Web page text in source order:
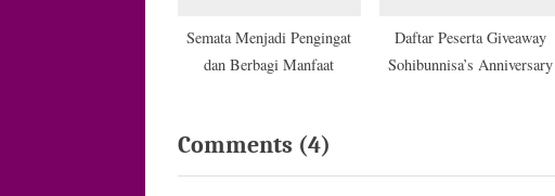
Semata Menjadi Pengingat
dan Berbagi Manfaat
Daftar Peserta Giveaway
Sohibunnisa’s Anniversary
Comments (4)
“‘Kegilaanku’